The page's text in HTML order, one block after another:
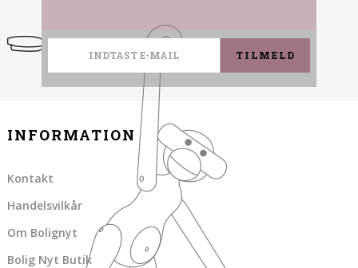
TILMELD
INFORMATION
Kontakt
Handelsvilkår
Om Bolignyt
Bolig Nyt Butik